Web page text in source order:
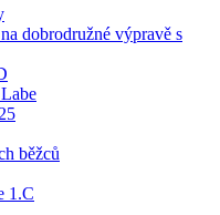
dobrodružné výpravě s
běžců
1.C